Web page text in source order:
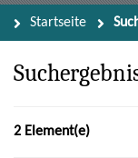
Startseite
2 Element(e)